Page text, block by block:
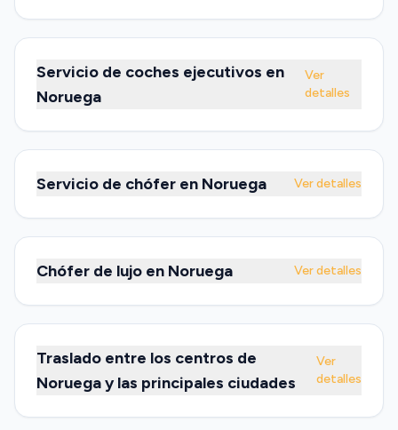
Servicio de coches ejecutivos en
Noruega
Ver
detalles
Servicio de chófer en Noruega Ver detalles
Chófer de lujo en Noruega Ver detalles
Traslado entre los centros de
Noruega y las principales ciudades
Ver
detalles